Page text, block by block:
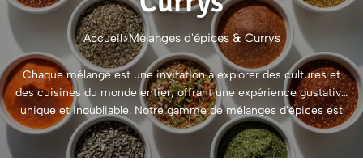
Accueil Mélanges d'épices & Currys
Chaque mélange est une invitation à explorer des cultures et
des cuisines du monde entier, offrant une expérience gustative
unique et inoubliable. Notre gamme de mélanges d'épices est
conçue pour éveiller vos papilles et transformer vos plats en
chefs-d'œuvre culinaires. Que vous soyez un cuisinier amateur